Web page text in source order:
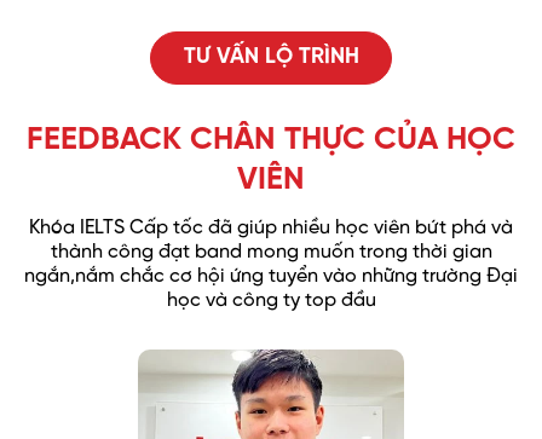
Speaking: part 2 tough questions + part 3
Writing: Discussion + Pros and Cons
9
Reading: Practice skipping question + section +
Speaking: Practice + common mistakes (pronunciation
+ grammar)
Writing: analysing + time management + proofreading
TƯ VẤN LỘ TRÌNH
FEEDBACK CHÂN THỰC CỦA HỌC
VIÊN
Khóa IELTS Cấp tốc đã giúp nhiều học viên bứt phá và
thành công đạt band mong muốn trong thời gian
ngắn,nắm chắc cơ hội ứng tuyển vào những trường Đại
học và công ty top đầu